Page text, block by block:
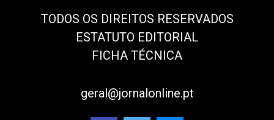
TODOS OS DIREITOS RESERVADOS
ESTATUTO EDITORIAL
FICHA TÉCNICA
geral@jornalonline.pt